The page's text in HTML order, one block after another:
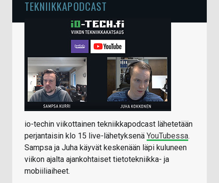
TEKNIIKKAPODCAST
io-techin viikottainen tekniikkapodcast lähetetään
perjantaisin klo 15 live-lähetyksenä YouTubessa.
Sampsa ja Juha käyvät keskenään läpi kuluneen
viikon ajalta ajankohtaiset tietotekniikka- ja
mobiiliaiheet.